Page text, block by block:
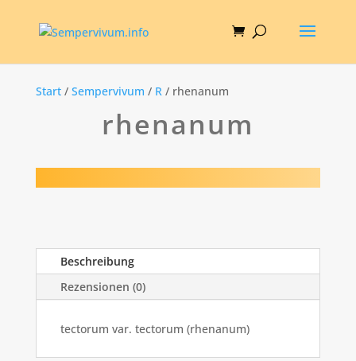
Start/ Sempervivum / R/ rhenanum
rhenanum
Beschreibung
Rezensionen (0)
tectorum var. tectorum (rhenanum)